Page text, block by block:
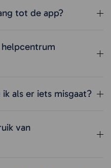
tot de app?
als er iets misgaat?
van